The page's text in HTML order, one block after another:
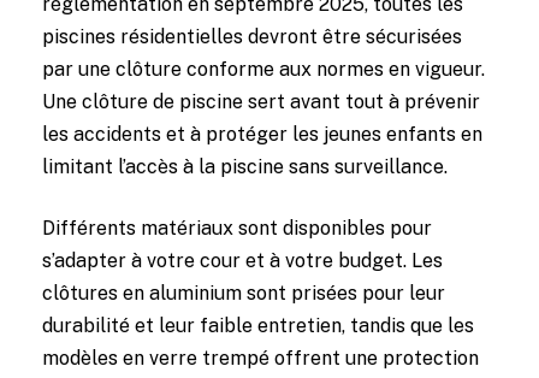
piscines résidentielles devront être sécurisées
par une clôture conforme aux normes en vigueur.
Une clôture de piscine sert avant tout à prévenir
les accidents et à protéger les jeunes enfants en
limitant l’accès à la piscine sans surveillance.
Différents matériaux sont disponibles pour
s’adapter à votre cour et à votre budget. Les
clôtures en aluminium sont prisées pour leur
durabilité et leur faible entretien, tandis que les
modèles en verre trempé offrent une protection